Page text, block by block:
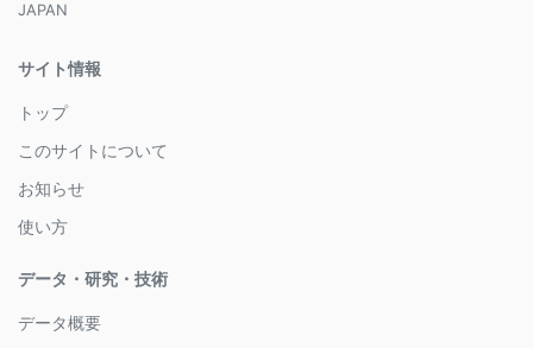
JAPAN
サイト情報
トップ
このサイトについて
お知らせ
使い方
データ・研究・技術
データ概要